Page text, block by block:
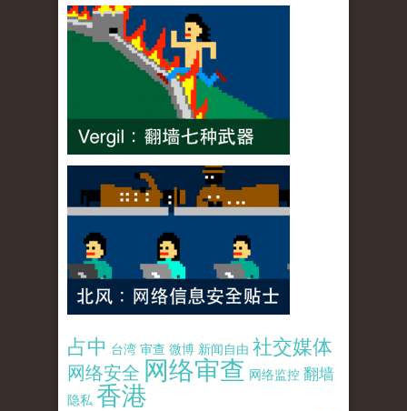
占中 台湾 审查 微博 新闻自由 社交媒体
网络安全 网络审查 网络监控 翻墙
隐私 香港